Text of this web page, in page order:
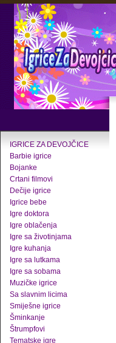
IGRICE ZA DEVOJČICE
Barbie igrice
Bojanke
Crtani filmovi
Dečije igrice
Igrice bebe
Igre doktora
Igre oblačenja
Igre sa životinjama
Igre kuhanja
Igre sa lutkama
Igre sa sobama
Muzičke igrice
Sa slavnim licima
Smiješne igrice
Šminkanje
Štrumpfovi
Tematske igre